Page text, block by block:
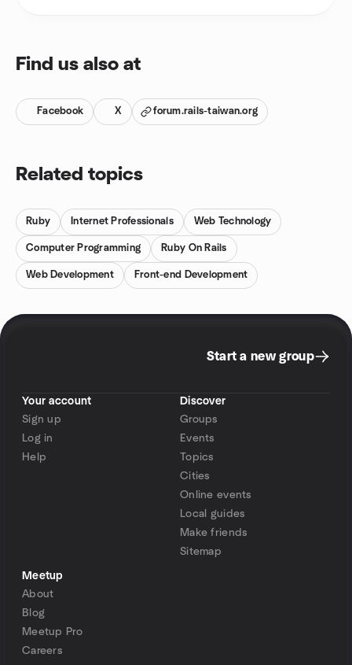
Find us also at
Facebook X forum.rails-taiwan.org
Related topics
Ruby Internet Professionals Web Technology
Computer Programming Ruby On Rails
Web Development Front-end Development
Start a new group
Your account
Sign up
Log in
Help
Discover
Groups
Events
Topics
Cities
Online events
Local guides
Make friends
Sitemap
Meetup
About
Blog
Meetup Pro
Careers